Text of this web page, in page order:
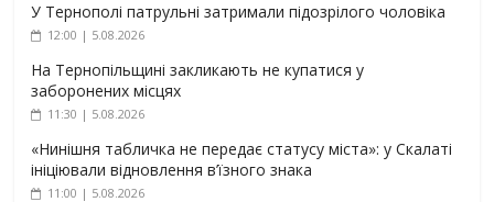
У Тернополі патрульні затримали підозрілого чоловіка
12:00 | 5.08.2026
На Тернопільщині закликають не купатися у
заборонених місцях
11:30 | 5.08.2026
«Нинішня табличка не передає статусу міста»: у Скалаті
ініціювали відновлення в’їзного знака
11:00 | 5.08.2026